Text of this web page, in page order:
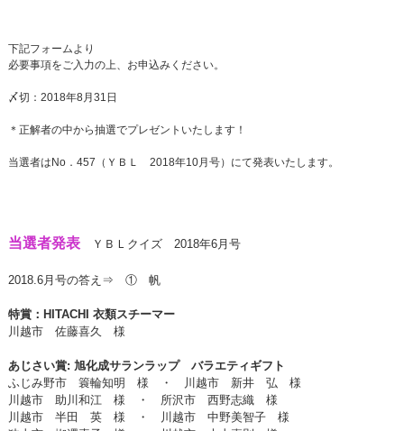
下記フォームより
必要事項をご入力の上、お申込みください。
〆切：2018年8月31日
＊正解者の中から抽選でプレゼントいたします！
当選者はNo．457（ＹＢＬ 2018年10月号）にて発表いたします。
当選者発表 ＹＢＬクイズ 2018年6月号
2018.6月号の答え⇒ ① 帆
特賞：HITACHI 衣類スチーマー
川越市 佐藤喜久 様
あじさい賞: 旭化成サランラップ バラエティギフト
ふじみ野市 簑輪知明 様 ・ 川越市 新井 弘 様
川越市 助川和江 様 ・ 所沢市 西野志織 様
川越市 半田 英様 ・ 川越市 中野美智子 様